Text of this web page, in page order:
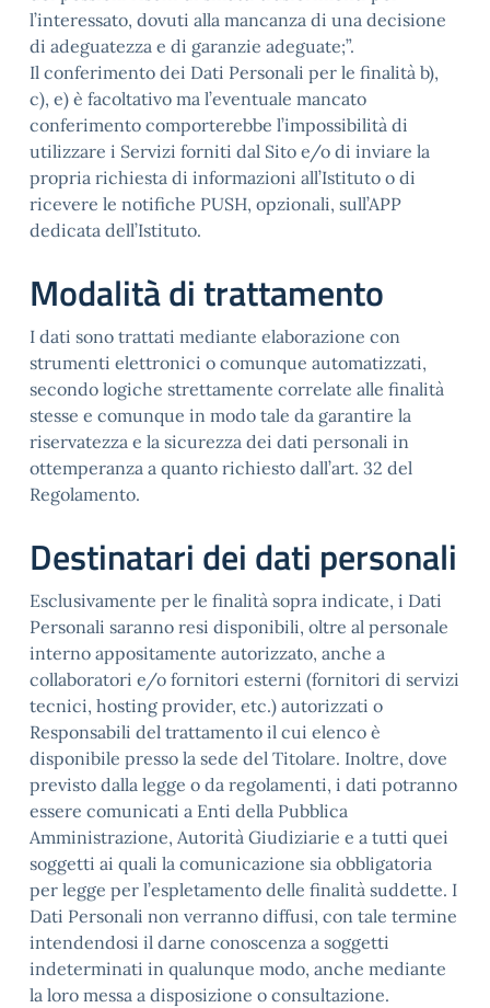
l’interessato, dovuti alla mancanza di una decisione
di adeguatezza e di garanzie adeguate;”.
Il conferimento dei Dati Personali per le finalità b),
c), e) è facoltativo ma l’eventuale mancato
conferimento comporterebbe l’impossibilità di
utilizzare i Servizi forniti dal Sito e/o di inviare la
propria richiesta di informazioni all’Istituto o di
ricevere le notifiche PUSH, opzionali, sull’APP
dedicata dell’Istituto.
Modalità di trattamento
I dati sono trattati mediante elaborazione con
strumenti elettronici o comunque automatizzati,
secondo logiche strettamente correlate alle finalità
stesse e comunque in modo tale da garantire la
riservatezza e la sicurezza dei dati personali in
ottemperanza a quanto richiesto dall’art. 32 del
Regolamento.
Destinatari dei dati personali
Esclusivamente per le finalità sopra indicate, i Dati
Personali saranno resi disponibili, oltre al personale
interno appositamente autorizzato, anche a
collaboratori e/o fornitori esterni (fornitori di servizi
tecnici, hosting provider, etc.) autorizzati o
Responsabili del trattamento il cui elenco è
disponibile presso la sede del Titolare. Inoltre, dove
previsto dalla legge o da regolamenti, i dati potranno
essere comunicati a Enti della Pubblica
Amministrazione, Autorità Giudiziarie e a tutti quei
soggetti ai quali la comunicazione sia obbligatoria
per legge per l’espletamento delle finalità suddette. I
Dati Personali non verranno diffusi, con tale termine
intendendosi il darne conoscenza a soggetti
indeterminati in qualunque modo, anche mediante
la loro messa a disposizione o consultazione.